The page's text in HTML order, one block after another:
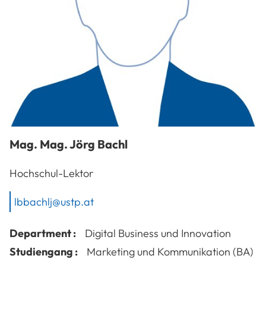
Mag. Mag.Jörg Bachl
Hochschul-Lektor
lbbachlj@ustp.at
Department :
Digital Business und Innovation
Studiengang :
Marketing und Kommunikation (BA)